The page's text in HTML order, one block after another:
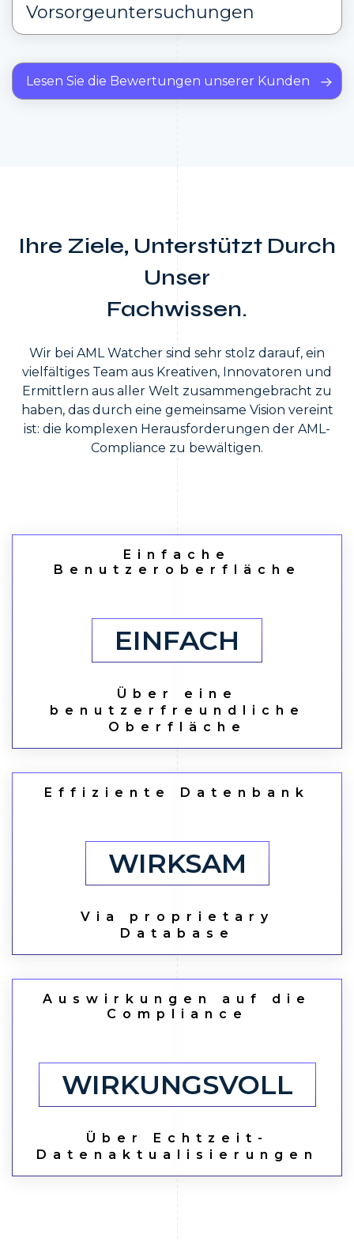
Vorsorgeuntersuchungen
Lesen Sie die Bewertungen unserer Kunden
Ihre Ziele, Unterstützt Durch
Unser
Fachwissen.
Wir bei AML Watcher sind sehr stolz darauf, ein
vielfältiges Team aus Kreativen, Innovatoren und
Ermittlern aus aller Welt zusammengebracht zu
haben, das durch eine gemeinsame Vision vereint
ist: die komplexen Herausforderungen der AML-
Compliance zu bewältigen.
Einfache
Benutzeroberfläche
EINFACH
Über eine
benutzerfreundliche
Oberfläche
Effiziente Datenbank
WIRKSAM
Via proprietary
Database
Auswirkungen auf die
Compliance
WIRKUNGSVOLL
Über Echtzeit-
Datenaktualisierungen